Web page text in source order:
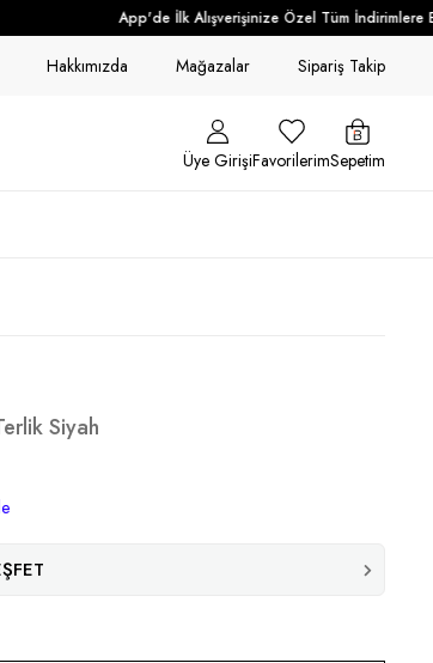
App'de İlk Alışverişinize Özel Tüm İndirimlere
Hakkımızda Mağazalar Sipariş Takip
Üye GirişiFavorilerimSepetim
Siyah